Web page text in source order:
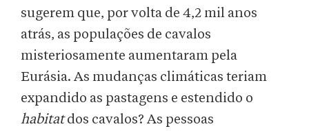
sugerem que, por volta de 4,2 mil anos
atrás, as populações de cavalos
misteriosamente aumentaram pela
Eurásia. As mudanças climáticas teriam
expandido as pastagens e estendido o
habitatdos cavalos? As pessoas